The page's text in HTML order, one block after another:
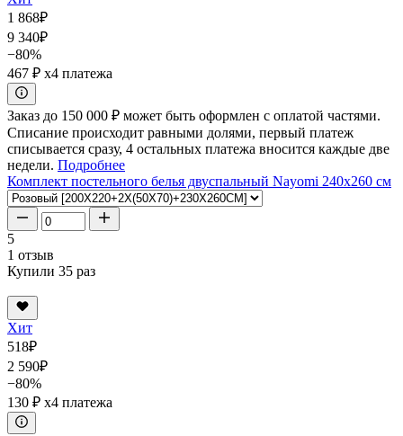
1 868₽
9 340₽
−80%
467 ₽ x4 платежа
Заказ до 150 000 ₽ может быть оформлен с оплатой частями.
Списание происходит равными долями, первый платеж
списывается сразу, 4 остальных платежа вносится каждые две
недели. Подробнее
Комплект постельного белья двуспальный Nayomi 240x260 см
5
1 отзыв
Купили 35 раз
Хит
518₽
2 590₽
−80%
130 ₽ x4 платежа